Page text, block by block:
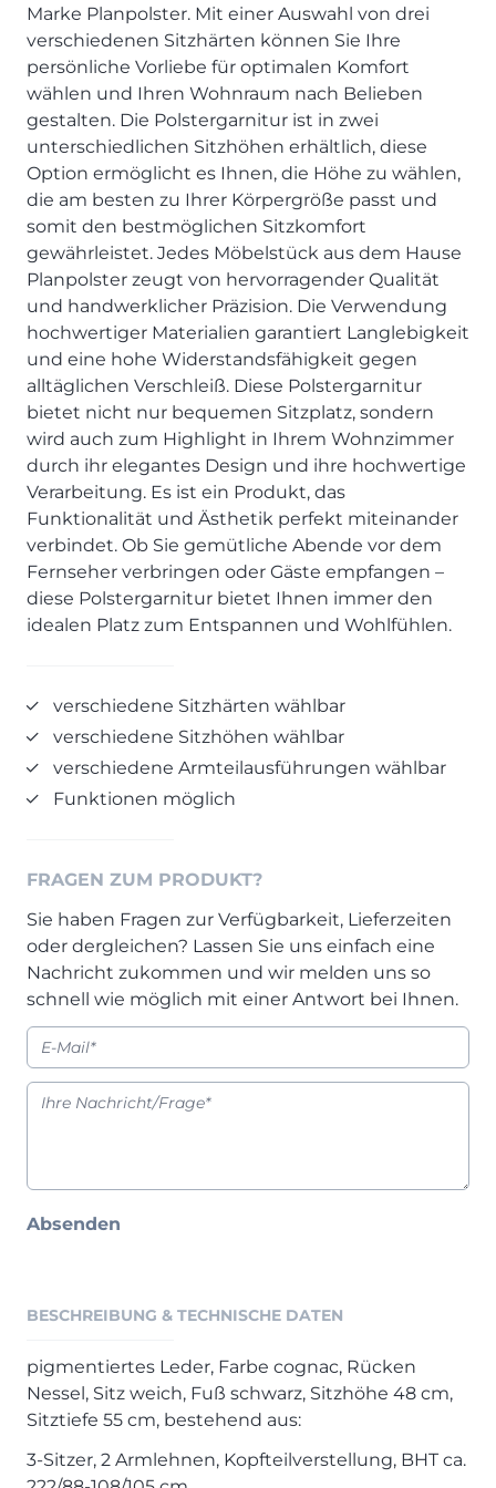
Bar- & Barhockersysteme
Beimöbel
Einzelstühle & Stuhlsysteme
Einzeltische & Tischsysteme
ALLES ANZEIGEN
SOFA, COUCH & CO.
2er Sofas & Funktionssofas
Systemgarnituren Leder
Systemgarnituren Stoff
Sessel & Hocker
ALLES ANZEIGEN
SCHLAFZIMMER
Kleiderschränke & Systeme
Polsterbetten & Boxspring
Einzelbetten & Futonbetten
Folie & Lack
ALLES ANZEIGEN
Dielenprogramme
Couchtische
Spiegel
ALLES ANZEIGEN
JUGENDZIMMER
PROSPEKTE & KATALOGE
Henders & Hazel Katalog
Henders & Hazel Prospekt
XOOON Lookbook
XOOON Prospekt
Casada - Wohnträume erfüllen
Wohnzimmer
Schlafzimmer
KÜCHENTECHNIK
Dunstabzug im Kochfeld
Bora - The end of normal
Neff - Mehr Raum für Kreativität
Siemens - Intelligente Lösungen für dein Zuhause
Liebherr - hat den Kühlschrank zwar nicht neu erfunden.
Aber fast.
Naber - Für die perfekte Küche
Quooker – Der Wasserhahn, der alles kann
Systemceram - Das Geheimnis langlebiger
Küchenspülen
Villeroy & Boch - Design trifft auf Funktionalität
PROSPEKTE
Lebensraum Küche
Prisma Journal
KÜCHEN PROSPEKTE
Lebensraum Küche
Prisma Journal
KÜCHENTECHNIK
Neff - Mehr Raum für Kreativität
BORA - The end of normal
AKTIONEN
Der neue MDS Prospekt
25 Küchen zu Sonderkonditionen
SCHLAFZIMMER
ALLES ANZEIGEN
ESSZIMMER
ALLES ANZEIGEN
KÜCHE
ALLE ANZEIGEN
Historie & Philosophie
360° Rundgang
Kunden-Bewertungen
Über uns
UNSER SERVICE
Aufmaß-Service
Entsorgungs-Service
Finanzkauf-Service
Montage-Service
Interior Design Service
Newsletter-Anmeldung
SERVICES IM ÜBERBLICK
JOBS & KARRIERE
Auszubildende (m/w/d) - Kaufleute im Einzelhandel
Möbelverkäufer (m/w/d)
Marketing-Manager (m/w/d)
Küchenfachberater (m/w/d)
Schreiner/Monteur (m/w/d)
KONTAKT & FORMULARE
Kontakt
Beratungstermin vereinbaren
Auftragsstatus anfordern
Marke Planpolster. Mit einer Auswahl von drei
verschiedenen Sitzhärten können Sie Ihre
persönliche Vorliebe für optimalen Komfort
wählen und Ihren Wohnraum nach Belieben
gestalten. Die Polstergarnitur ist in zwei
unterschiedlichen Sitzhöhen erhältlich, diese
Option ermöglicht es Ihnen, die Höhe zu wählen,
die am besten zu Ihrer Körpergröße passt und
somit den bestmöglichen Sitzkomfort
gewährleistet. Jedes Möbelstück aus dem Hause
Planpolster zeugt von hervorragender Qualität
und handwerklicher Präzision. Die Verwendung
hochwertiger Materialien garantiert Langlebigkeit
und eine hohe Widerstandsfähigkeit gegen
alltäglichen Verschleiß. Diese Polstergarnitur
bietet nicht nur bequemen Sitzplatz, sondern
wird auch zum Highlight in Ihrem Wohnzimmer
durch ihr elegantes Design und ihre hochwertige
Verarbeitung. Es ist ein Produkt, das
Funktionalität und Ästhetik perfekt miteinander
verbindet. Ob Sie gemütliche Abende vor dem
Fernseher verbringen oder Gäste empfangen –
diese Polstergarnitur bietet Ihnen immer den
idealen Platz zum Entspannen und Wohlfühlen.
verschiedene Sitzhärten wählbar
verschiedene Sitzhöhen wählbar
verschiedene Armteilausführungen wählbar
Funktionen möglich
FRAGEN ZUM PRODUKT?
Sie haben Fragen zur Verfügbarkeit, Lieferzeiten
oder dergleichen? Lassen Sie uns einfach eine
Nachricht zukommen und wir melden uns so
schnell wie möglich mit einer Antwort bei Ihnen.
Absenden
BESCHREIBUNG & TECHNISCHE DATEN
pigmentiertes Leder, Farbe cognac, Rücken
Nessel, Sitz weich, Fuß schwarz, Sitzhöhe 48 cm,
Sitztiefe 55 cm, bestehend aus:
3-Sitzer, 2 Armlehnen, Kopfteilverstellung, BHT ca.